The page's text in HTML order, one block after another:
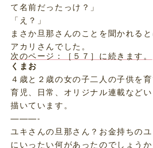
て名前だったっけ？」
「え？」
まさか旦那さんのことを聞かれる
アカリさんでした。
次のページ：［５７］に続きます。
くまお
４歳と２歳の女の子二人の子供を
育児、日常、オリジナル連載など
描いています。
———-
ユキさんの旦那さん？お金持ちの
にいったい何があったのでしょうか